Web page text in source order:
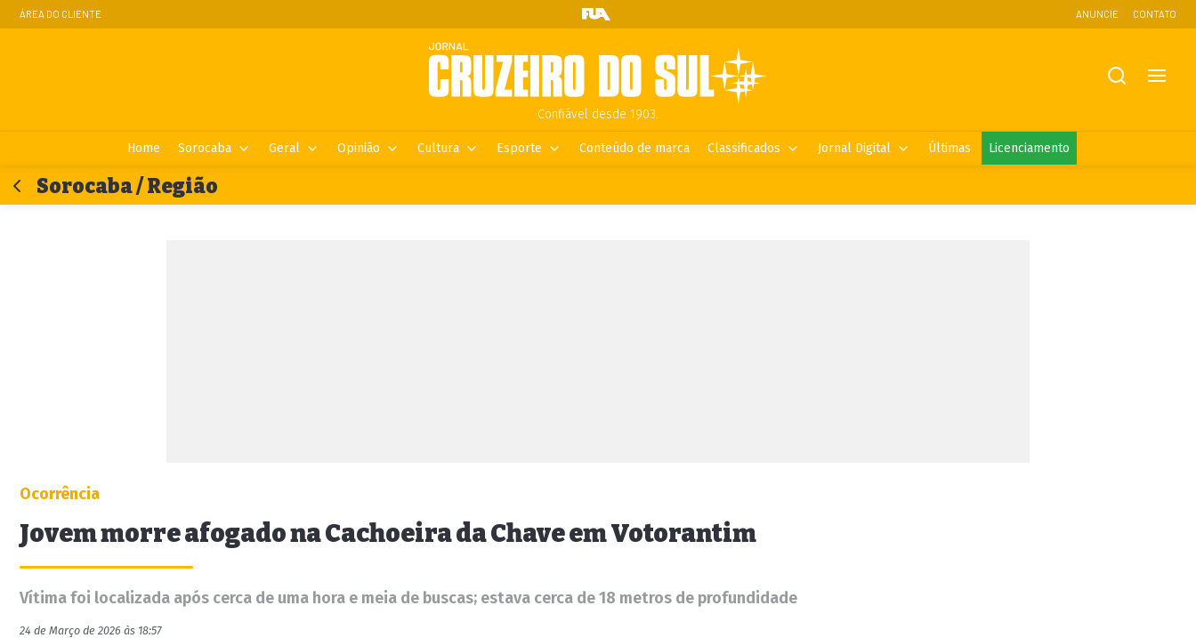
ÁREA DO CLIENTE ANUNCIE CONTATO
Confiável desde 1903.
Home Sorocaba Geral Opinião Cultura Esporte Conteúdo de marca Classificados Jornal Digital Últimas Licenciamento
Sorocaba / Região
Ocorrência
Jovem morre afogado na Cachoeira da Chave em Votorantim
Vítima foi localizada após cerca de uma hora e meia de buscas; estava cerca de 18 metros de profundidade
24 de Março de 2026 às 18:57